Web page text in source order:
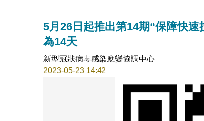
5月26日起推出第14期“保障快
為14天
新型冠狀病毒感染應變協調中心
2023-05-23 14:42